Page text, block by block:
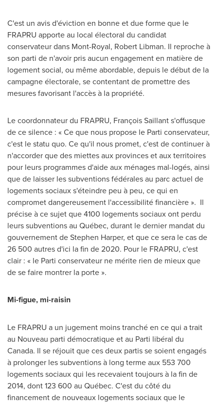
C'est un avis d'éviction en bonne et due forme que le
FRAPRU apporte au local électoral du candidat
conservateur dans Mont-Royal, Robert Libman. Il reproche à
son parti de n'avoir pris aucun engagement en matière de
logement social, ou même abordable, depuis le début de la
campagne électorale, se contentant de promettre des
mesures favorisant l'accès à la propriété.
Le coordonnateur du FRAPRU, François Saillant s'offusque
de ce silence : « Ce que nous propose le Parti conservateur,
c'est le statu quo. Ce qu'il nous promet, c'est de continuer à
n'accorder que des miettes aux provinces et aux territoires
pour leurs programmes d'aide aux ménages mal-logés, ainsi
que de laisser les subventions fédérales au parc actuel de
logements sociaux s'éteindre peu à peu, ce qui en
compromet dangereusement l'accessibilité financière ». Il
précise à ce sujet que 4100 logements sociaux ont perdu
leurs subventions au Québec, durant le dernier mandat du
gouvernement deStephen Harper, et que ce sera le cas de
26 500 autres d'ici la fin de 2020. Pour le FRAPRU, c'est
clair : « le Parti conservateur ne mérite rien de mieux que
de se faire montrer la porte ».
Mi-figue, mi-raisin
Le FRAPRU a un jugement moins tranché en ce qui a trait
au Nouveau parti démocratique et au Parti libéral du
Canada. Il se réjouit que ces deux partis se soient engagés
à prolonger les subventions à long terme aux 553 700
logements sociaux qui les recevaient toujours à la fin de
2014, dont 123 600 au Québec. C'est du côté du
financement de nouveaux logements sociaux que le